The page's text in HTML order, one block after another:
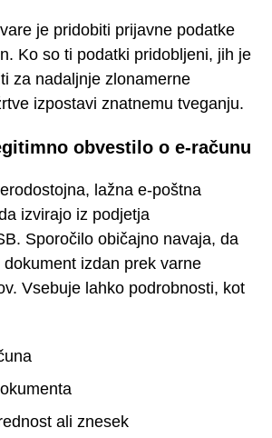
je pridobiti prijavne podatke
Ko so ti podatki pridobljeni, jih je
za nadaljnje zlonamerne
izpostavi znatnemu tveganju.
obvestilo o e-računu
lažna e-poštna
izvirajo iz podjetja
Sporočilo običajno navaja, da
izdan prek varne
Vsebuje lahko podrobnosti, kot
ali znesek